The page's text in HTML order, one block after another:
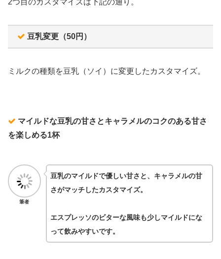
豆乳変更（50円）
ミルクの種類を豆乳（ソイ）に変更したカスタマイズ。
マイルドな豆乳の甘さとキャラメルのコクのある甘さ
を楽しめる1杯
筆者
豆乳のマイルドで優しい甘さと、キャラメルの甘
さがマッチしたカスタマイズ。
エスプレッソのビターな風味も少しマイルドにな
って飲みやすいです。